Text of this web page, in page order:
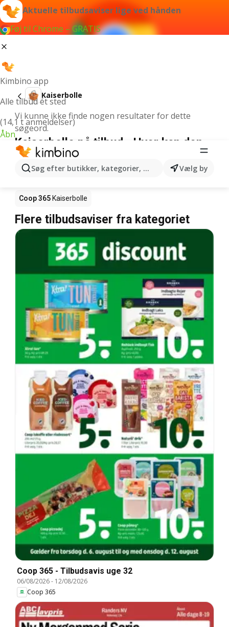
Aktuelle tilbudsaviser lige ved hånden
Føj til Chrome – GRATIS
Kimbino app
Alle tilbud ét sted
(14,1 t anmeldelser)
Åbn
Søg efter butikker, kategorier, produkter...Vælg by
Kaiserbolle
Vi kunne ikke finde nogen resultater for dette
søgeord.
Kaiserbolle på tilbud - Hvor kan den
købes?
Coop 365 Kaiserbolle
Flere tilbudsaviser fra kategoriet
Coop 365 - Tilbudsavis uge 32
06/08/2026- 12/08/2026
Coop 365